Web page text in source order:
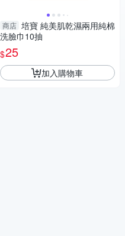
商店 培寶 純美肌乾濕兩用純棉
洗臉巾10抽
$25
加入購物車